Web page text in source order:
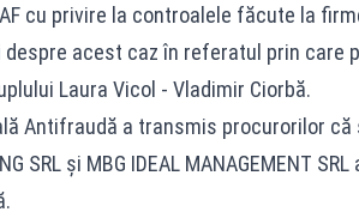
cu privire la controalele făcute la
acest caz în referatul prin care
Laura Vicol - Vladimir Ciorbă.
Antifraudă a transmis procurorilor că
SRL și MBG IDEAL MANAGEMENT